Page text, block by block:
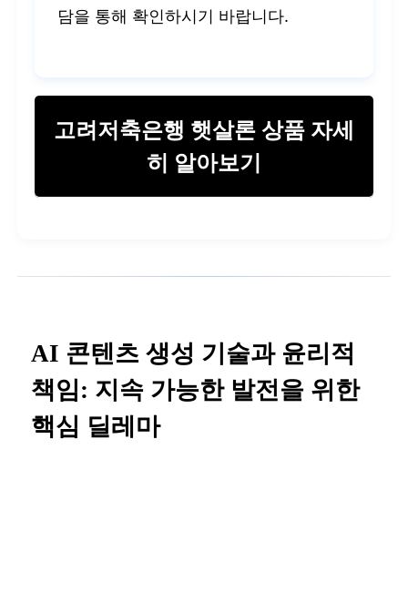
담을 통해 확인하시기 바랍니다.
고려저축은행 햇살론 상품 자세
히 알아보기
AI 콘텐츠 생성 기술과 윤리적
책임: 지속 가능한 발전을 위한
핵심 딜레마